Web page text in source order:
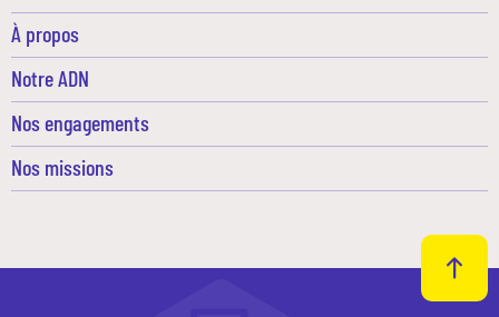
À propos
Notre ADN
Nos engagements
Nos missions